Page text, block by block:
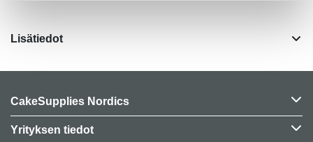
Lisätiedot
CakeSupplies Nordics
Yrityksen tiedot